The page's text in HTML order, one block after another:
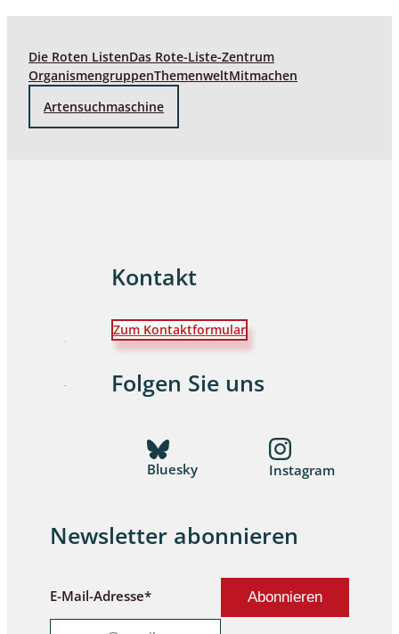
Die Roten ListenDas Rote-Liste-Zentrum
OrganismengruppenThemenweltMitmachen
Artensuchmaschine
Kontakt
Zum Kontaktformular
Folgen Sie uns
Bluesky Instagram
Newsletter abonnieren
E-Mail-Adresse*